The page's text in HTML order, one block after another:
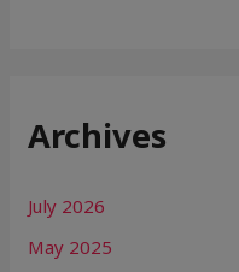
Archives
July 2026
May 2025